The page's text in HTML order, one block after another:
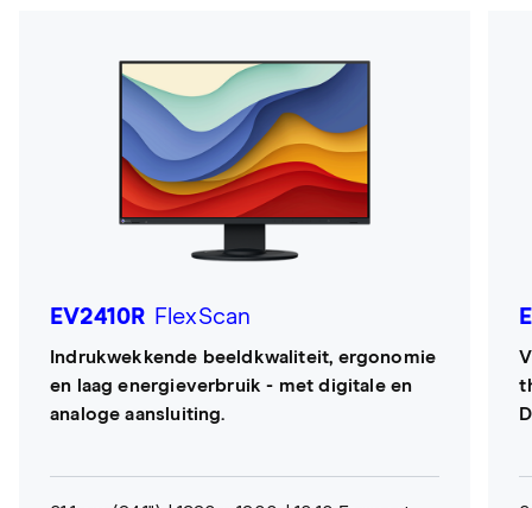
EV2410R FlexScan
Indrukwekkende beeldkwaliteit, ergonomie
en laag energieverbruik - met digitale en
analoge aansluiting.